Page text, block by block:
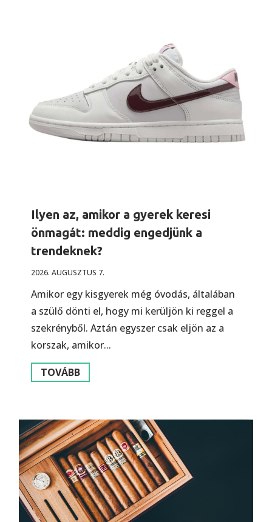
Ilyen az, amikor a gyerek keresi
önmagát: meddig engedjünk a
trendeknek?
2026. AUGUSZTUS 7.
Amikor egy kisgyerek még óvodás, általában
a szülő dönti el, hogy mi kerüljön ki reggel a
szekrényből. Aztán egyszer csak eljön az a
korszak, amikor...
TOVÁBB